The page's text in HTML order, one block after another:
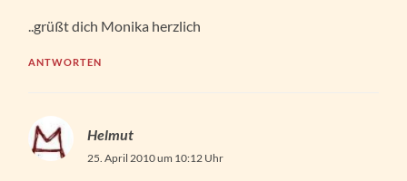
..grüßt dich Monika herzlich
ANTWORTEN
Helmut
25. April 2010 um 10:12 Uhr